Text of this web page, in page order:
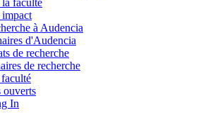
faculté
impact
à Audencia
d'Audencia
de recherche
de recherche
ouverts
In